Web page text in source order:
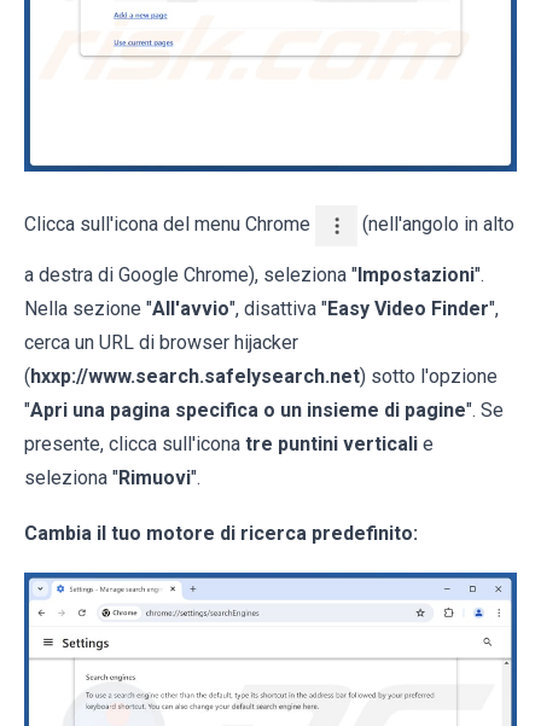
Clicca sull'icona del menu Chrome (nell'angolo in alto
a destra di Google Chrome), seleziona "Impostazioni".
Nella sezione "All'avvio", disattiva "Easy Video Finder",
cerca un URL di browser hijacker
(hxxp://www.search.safelysearch.net) sotto l'opzione
"Apri una pagina specifica o un insieme di pagine". Se
presente, clicca sull'icona tre puntini verticali e
seleziona "Rimuovi".
Cambia il tuo motore di ricerca predefinito: